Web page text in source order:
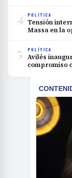
4 POLÍTICA
Tensión
Massa en la
5 POLÍTICA
Avilés
compromiso